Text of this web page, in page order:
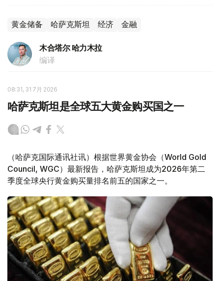
黄金储备 哈萨克斯坦 经济 金融
木合塔尔 哈力木拉
编译
08:31, 31 7月 2026
哈萨克斯坦是全球五大黄金购买国之一
（哈萨克国际通讯社讯）根据世界黄金协会（World Gold
Council, WGC）最新报告，哈萨克斯坦成为2026年第二
季度全球央行黄金购买量排名前五的国家之一。